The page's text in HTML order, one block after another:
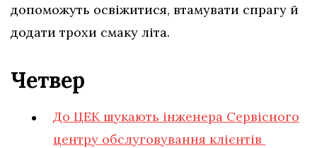
допоможуть освіжитися, втамувати спрагу й
додати трохи смаку літа.
Четвер
До ЦЕК шукають інженера Сервісного
центру обслуговування клієнтів